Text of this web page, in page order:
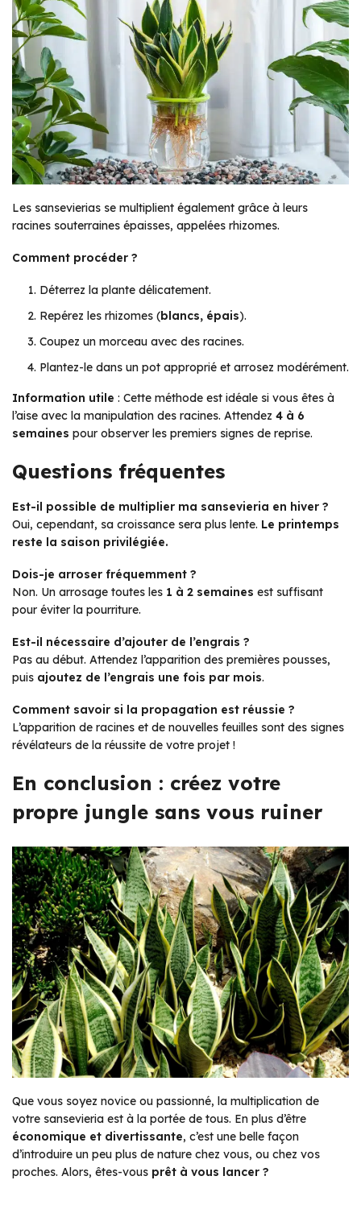
Les sansevierias se multiplient également grâce à leurs
racines souterraines épaisses, appelées rhizomes.
Comment procéder ?
Déterrez la plante délicatement.
Repérez les rhizomes (blancs, épais).
Coupez un morceau avec des racines.
Plantez-le dans un pot approprié et arrosez modérément.
Information utile : Cette méthode est idéale si vous êtes à
l’aise avec la manipulation des racines. Attendez 4 à 6
semaines pour observer les premiers signes de reprise.
Questions fréquentes
Est-il possible de multiplier ma sansevieria en hiver ?
Oui, cependant, sa croissance sera plus lente. Le printemps
reste la saison privilégiée.
Dois-je arroser fréquemment ?
Non. Un arrosage toutes les 1 à 2 semaines est suffisant
pour éviter la pourriture.
Est-il nécessaire d’ajouter de l’engrais ?
Pas au début. Attendez l’apparition des premières pousses,
puis ajoutez de l’engrais une fois par mois.
Comment savoir si la propagation est réussie ?
L’apparition de racines et de nouvelles feuilles sont des signes
révélateurs de la réussite de votre projet !
En conclusion : créez votre
propre jungle sans vous ruiner
Que vous soyez novice ou passionné, la multiplication de
votre sansevieria est à la portée de tous. En plus d’être
économique et divertissante, c’est une belle façon
d’introduire un peu plus de nature chez vous, ou chez vos
proches. Alors, êtes-vous prêt à vous lancer ?